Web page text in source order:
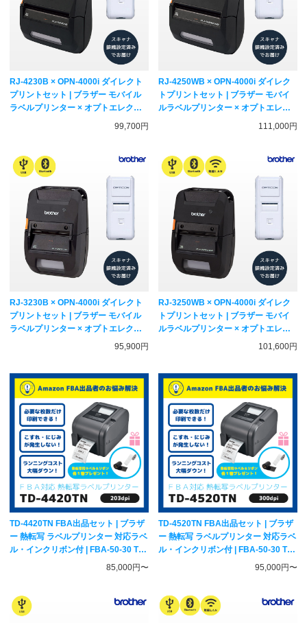
RJ-4230B × OPN-4000i ダイレクト
プリントセット | ブラザー モバイル
ラベルプリンター × オプトエレクト
ロニクス QR対応 無線式バーコード
99,700円
RJ-4250WB × OPN-4000i ダイレク
トプリントセット | ブラザー モバイ
ルラベルプリンター × オプトエレク
トロニクス QR対応 無線式バーコー
111,000円
RJ-3230B × OPN-4000i ダイレクト
プリントセット | ブラザー モバイル
ラベルプリンター × オプトエレクト
ロニクス QR対応 無線式バーコード
95,900円
RJ-3250WB × OPN-4000i ダイレク
トプリントセット | ブラザー モバイ
ルラベルプリンター × オプトエレク
トロニクス QR対応 無線式バーコー
101,600円
TD-4420TN FBA出品セット | ブラザ
ー 熱転写 ラベルプリンター 対応ラベ
ル・インクリボン付 | FBA-50-30 TR-
85,000円〜
TD-4520TN FBA出品セット | ブラザ
ー 熱転写 ラベルプリンター 対応ラベ
ル・インクリボン付 | FBA-50-30 TR-
95,000円〜